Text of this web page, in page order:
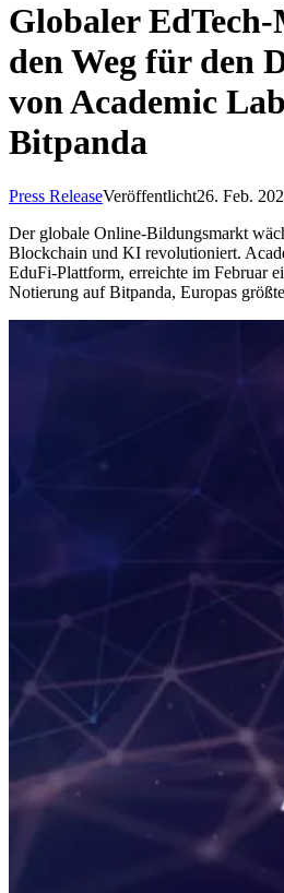
Globaler
den Weg für den
von Academic
Bitpanda
Press ReleaseVeröffentlicht26. Feb.
Der globale Online-Bildungsmarkt
Blockchain und KI revolutioniert.
EduFi-Plattform, erreichte im Februar
Notierung auf Bitpanda, Europas